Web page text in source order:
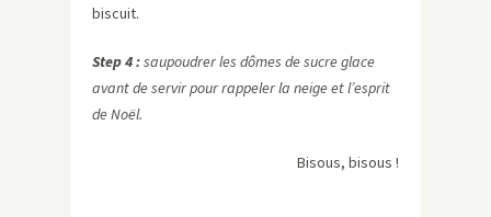
biscuit.
Step 4 :saupoudrer les dômes de sucre glace
avant de servir pour rappeler la neige et l’esprit
de Noël.
Bisous, bisous !